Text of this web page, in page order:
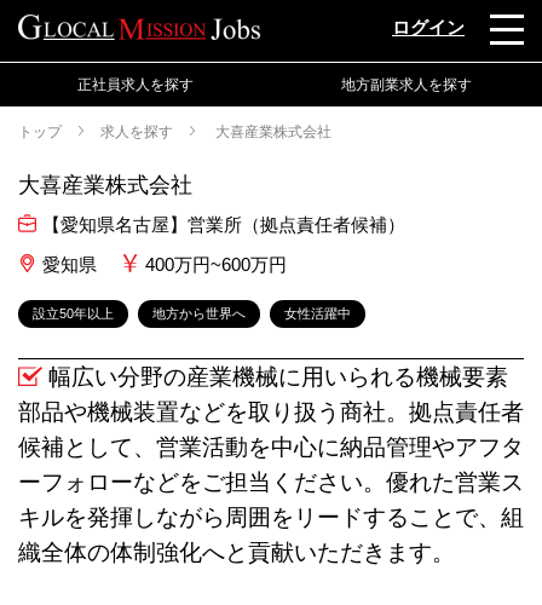
ログイン
正社員求人を探す 地方副業求人を探す
トップ 求人を探す 大喜産業株式会社
大喜産業株式会社
【愛知県名古屋】営業所（拠点責任者候補）
愛知県
400万円~600万円
設立50年以上 地方から世界へ 女性活躍中
幅広い分野の産業機械に用いられる機械要素
部品や機械装置などを取り扱う商社。拠点責任者
候補として、営業活動を中心に納品管理やアフタ
ーフォローなどをご担当ください。優れた営業ス
キルを発揮しながら周囲をリードすることで、組
織全体の体制強化へと貢献いただきます。